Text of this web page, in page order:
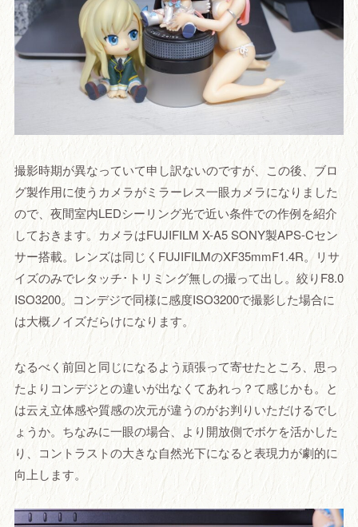
撮影時期が異なっていて申し訳ないのですが、この後、ブロ
グ製作用に使うカメラがミラーレス一眼カメラになりました
ので、夜間室内LEDシーリング光で近い条件での作例を紹介
しておきます。カメラはFUJIFILM X-A5 SONY製APS-Cセン
サー搭載。レンズは同じくFUJIFILMのXF35mmF1.4R。リサ
イズのみでレタッチ･トリミング無しの撮って出し。絞りF8.0
ISO3200。コンデジで同様に感度ISO3200で撮影した場合に
は大概ノイズだらけになります。
なるべく前回と同じになるよう頑張って寄せたところ、思っ
たよりコンデジとの違いが出なくてあれっ？て感じかも。と
は云え立体感や質感の次元が違うのがお判りいただけるでし
ょうか。ちなみに一眼の場合、より開放側でボケを活かした
り、コントラストの大きな自然光下になると表現力が劇的に
向上します。